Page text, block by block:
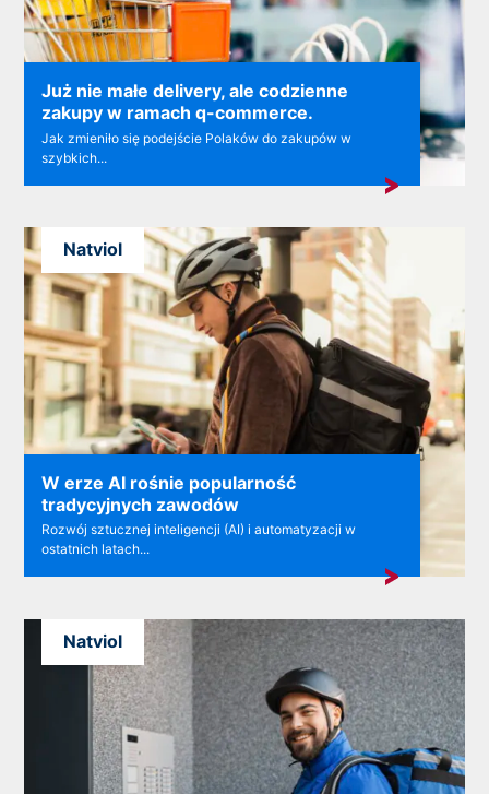
Już nie małe delivery, ale codzienne
zakupy w ramach q-commerce.
Jak zmieniło się podejście Polaków do zakupów w
szybkich...
W erze AI rośnie popularność
tradycyjnych zawodów
Rozwój sztucznej inteligencji (AI) i automatyzacji w
ostatnich latach...
Natviol
Natviol